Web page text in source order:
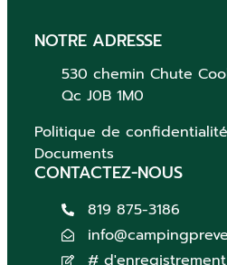
NOTRE ADRESSE
530 chemin Chute
Qc J0B 1M0
Politique de confidentialité
Documents
CONTACTEZ-NOUS
819 875-3186